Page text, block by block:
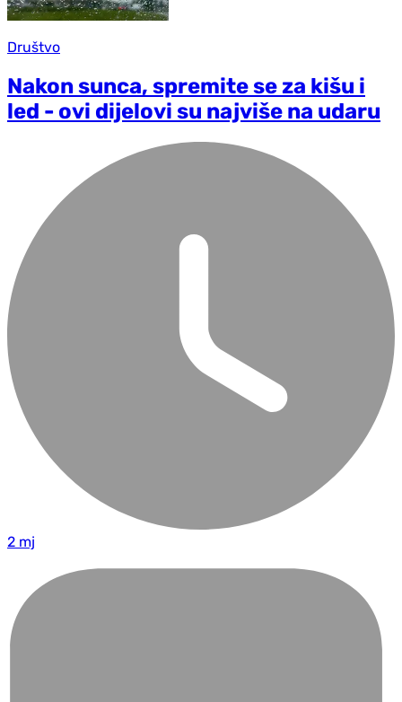
Društvo
Nakon sunca, spremite se za kišu i
led - ovi dijelovi su najviše na udaru
2 mj